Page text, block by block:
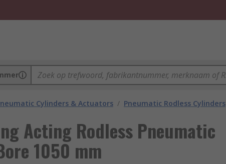
Cylinders & Actuators / Pneumatic Rodless Cylinders
Acting Rodless Pneumatic
1050 mm